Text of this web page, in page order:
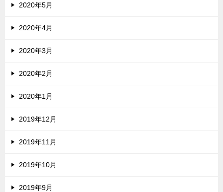
2020年5月
2020年4月
2020年3月
2020年2月
2020年1月
2019年12月
2019年11月
2019年10月
2019年9月